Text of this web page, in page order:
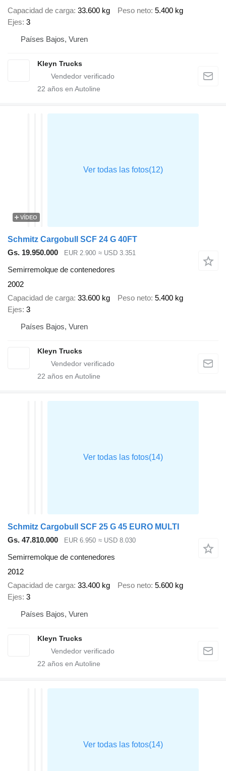
Capacidad de carga 33.600 kg Peso neto 5.400 kg
Ejes 3
Países Bajos, Vuren
Kleyn Trucks
22 años en Autoline
VÍDEO
Schmitz Cargobull SCF 24 G 40FT
Gs. 19.950.000
EUR 2.900 ≈ USD 3.351
Semirremolque de contenedores
2002
Capacidad de carga 33.600 kg Peso neto 5.400 kg
Ejes 3
Países Bajos, Vuren
Kleyn Trucks
22 años en Autoline
Schmitz Cargobull SCF 25 G 45 EURO MULTI
Gs. 47.810.000
EUR 6.950 ≈ USD 8.030
Semirremolque de contenedores
2012
Capacidad de carga 33.400 kg Peso neto 5.600 kg
Ejes 3
Países Bajos, Vuren
Kleyn Trucks
22 años en Autoline